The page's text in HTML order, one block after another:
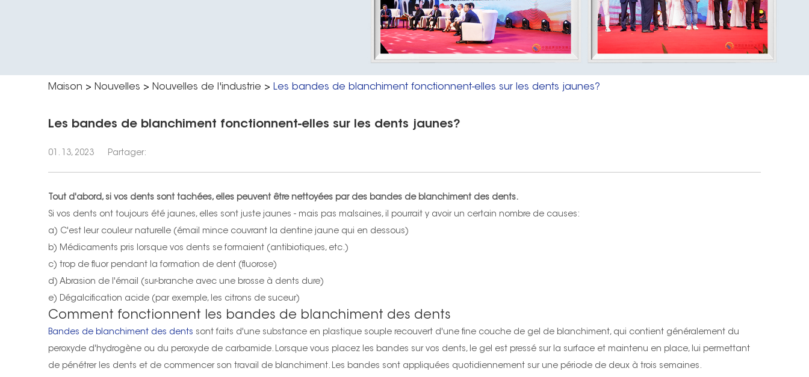
Maison > Nouvelles > Nouvelles de l'industrie > Les bandes de blanchiment fonctionnent-elles sur les dents jaunes?
Les bandes de blanchiment fonctionnent-elles sur les dents jaunes?
01. 13, 2023 Partager:
Tout d'abord, si vos dents sont tachées, elles peuvent être nettoyées par des bandes de blanchiment des dents.
Si vos dents ont toujours été jaunes, elles sont juste jaunes - mais pas malsaines, il pourrait y avoir un certain nombre de causes:
a) C'est leur couleur naturelle (émail mince couvrant la dentine jaune qui en dessous)
b) Médicaments pris lorsque vos dents se formaient (antibiotiques, etc.)
c) trop de fluor pendant la formation de dent (fluorose)
d) Abrasion de l'émail (sur-branche avec une brosse à dents dure)
e) Dégalcification acide (par exemple, les citrons de suceur)
Comment fonctionnent les bandes de blanchiment des dents
Bandes de blanchiment des dents sont faits d'une substance en plastique souple recouvert d'une fine couche de gel de blanchiment, qui contient généralement du
peroxyde d'hydrogène ou du peroxyde de carbamide. Lorsque vous placez les bandes sur vos dents, le gel est pressé sur la surface et maintenu en place, lui permettant
de pénétrer les dents et de commencer son travail de blanchiment. Les bandes sont appliquées quotidiennement sur une période de deux à trois semaines.